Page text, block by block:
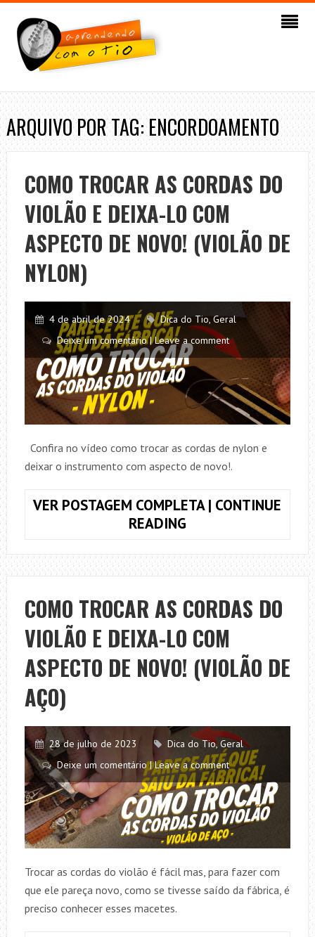
ARQUIVO POR TAG: ENCORDOAMENTO
COMO TROCAR AS CORDAS DO
VIOLÃO E DEIXA-LO COM
ASPECTO DE NOVO! (VIOLÃO DE
NYLON)
4 de abril de 2024 Dica do Tio,Geral
Deixe um comentário | Leave a comment
Confira no vídeo como trocar as cordas de nylon e
deixar o instrumento com aspecto de novo!.
VER POSTAGEM COMPLETA | CONTINUE
READINGCOMO
AS
CORDAS
DO
VIOLÃO
E
DEIXA-
LO
COM
DE
NOVO!
(VIOLÃO
DE
NYLON)
COMO TROCAR AS CORDAS DO
VIOLÃO E DEIXA-LO COM
ASPECTO DE NOVO! (VIOLÃO DE
AÇO)
28 de julho de 2023 Dica do Tio,Geral
Deixe um comentário | Leave a comment
Trocar as cordas do violão é fácil mas, para fazer com
que ele pareça novo, como se tivesse saído da fábrica, é
preciso conhecer esses macetes.